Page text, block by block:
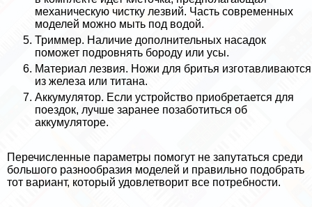
механическую чистку лезвий. Часть современных
моделей можно мыть под водой.
Триммер. Наличие дополнительных насадок
поможет подровнять бороду или усы.
Материал лезвия. Ножи для бритья изготавливаются
из железа или титана.
Аккумулятор. Если устройство приобретается для
поездок, лучше заранее позаботиться об
аккумуляторе.
Перечисленные параметры помогут не запутаться среди
большого разнообразия моделей и правильно подобрать
тот вариант, который удовлетворит все потребности.